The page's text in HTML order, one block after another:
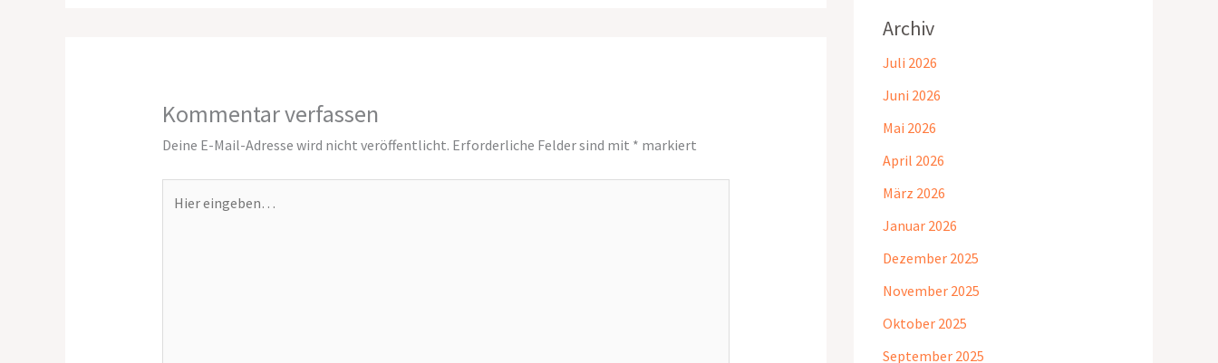
Kommentar verfassen
Deine E-Mail-Adresse wird nicht veröffentlicht. Erforderliche Felder sind mit * markiert
eingeben…
Archiv
Juli 2026
Juni 2026
Mai 2026
April 2026
März 2026
Januar 2026
Dezember 2025
November 2025
Oktober 2025
September 2025